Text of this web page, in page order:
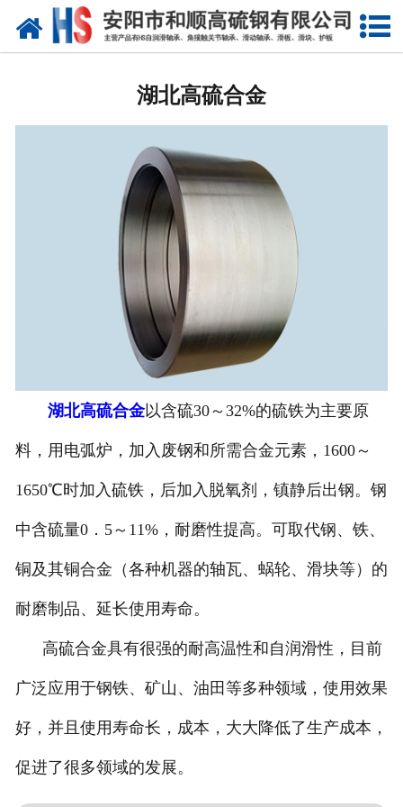
网站首页
湖北滑动轴瓦
湖北自润滑耐磨衬板
湖北铜合金镶嵌石墨
湖北高硫合金钢产品
湖北滑动轴承
湖北 环冷机轴承
湖北高硫合金
湖北高硫合金以含硫30～32%的硫铁为主要原
料，用电弧炉，加入废钢和所需合金元素，1600～
1650℃时加入硫铁，后加入脱氧剂，镇静后出钢。钢
中含硫量0．5～11%，耐磨性提高。可取代钢、铁、
铜及其铜合金（各种机器的轴瓦、蜗轮、滑块等）的
耐磨制品、延长使用寿命。
高硫合金具有很强的耐高温性和自润滑性，目前
广泛应用于钢铁、矿山、油田等多种领域，使用效果
好，并且使用寿命长，成本，大大降低了生产成本，
促进了很多领域的发展。